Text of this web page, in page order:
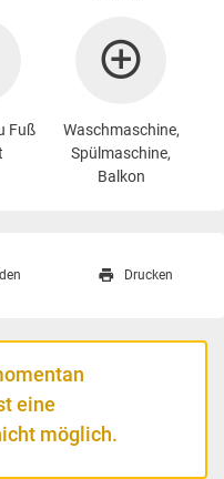
Fuß
Waschmaschine,
Spülmaschine,
Balkon
Drucken
eine
möglich.